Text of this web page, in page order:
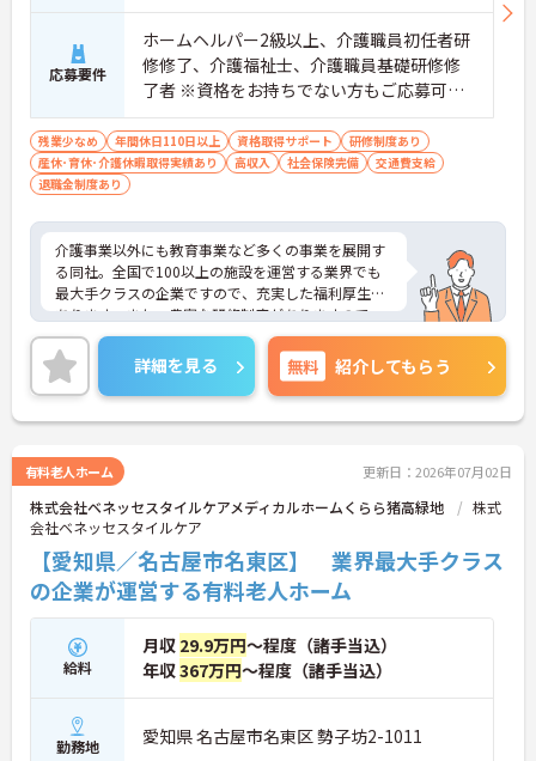
応募要件
ホームヘルパー2級以上、介護職員初任者研
修修了、介護福祉士、介護職員基礎研修修
了者 ※資格をお持ちでない方もご応募可能
です。
残業少なめ 年間休日110日以上 資格取得サポート
研修制度あり
産休･育休･介護休暇取得実績あり
高収入 社会保険完備
交通費支給
退職金制度あり
介護事業以外にも教育事業など多くの事業を展開す
る同社。全国で100以上の施設を運営する業界でも
最大手クラスの企業ですので、充実した福利厚生が
あります。また、豊富な研修制度がありますので、
未経験の方も安心です。ご興味ある方には、面接対
策ポイントなど、さらに詳細をお話しいたしますの
でお気軽にご相談ください。
詳細を見る 無料 紹介してもらう
有料老人ホーム 更新日：2026年07月02日
株式会社ベネッセスタイルケアメディカルホームくらら猪高緑地
株式
会社ベネッセスタイルケア
【愛知県／名古屋市名東区】 業界最大手クラス
の企業が運営する有料老人ホーム
給料
月収 29.9万円～程度（諸手当込）
年収367万円～程度（諸手当込）
勤務地 愛知県 名古屋市名東区 勢子坊2-1011